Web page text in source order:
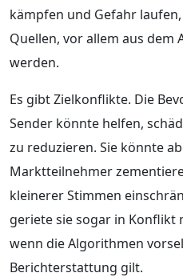
kämpfen und Gefahr
Quellen, vor allem aus dem
werden.
Es gibt Zielkonflikte. Die
Sender könnte helfen,
zu reduzieren. Sie könnte
Marktteilnehmer
kleinerer Stimmen
geriete sie sogar in
wenn die Algorithmen
Berichterstattung gilt.